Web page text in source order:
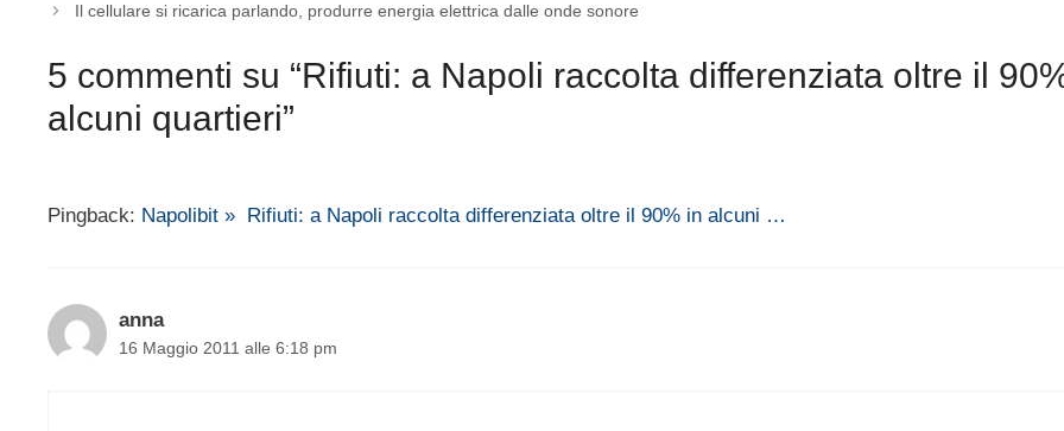
Il cellulare si ricarica parlando, produrre energia elettrica dalle onde sonore
5 commenti su “Rifiuti: a Napoli raccolta differenziata oltre il
alcuni quartieri”
Pingback: Napolibit » Rifiuti: a Napoli raccolta differenziata oltre il 90% in alcuni …
anna
16 Maggio 2011 alle 6:18 pm